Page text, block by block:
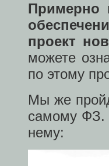
Примерно
проект
можете
по этому
Мы же
самому ФЗ.
нему: